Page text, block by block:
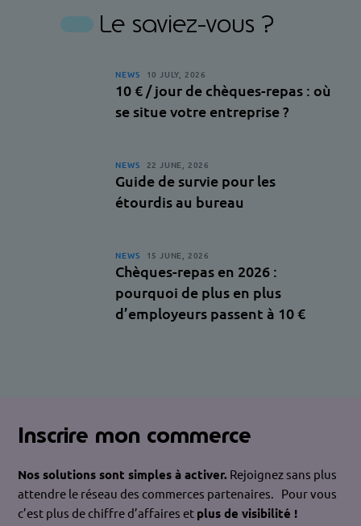
Le saviez-vous ?
NEWS 10 JULY, 2026
10 € / jour de chèques-repas : où
se situe votre entreprise ?
NEWS 22 JUNE, 2026
Guide de survie pour les
étourdis au bureau
NEWS 15 JUNE, 2026
Chèques-repas en 2026 :
pourquoi de plus en plus
d’employeurs passent à 10 €
Inscrire mon commerce
Nos solutions sont simples à activer. Rejoignez sans plus
attendre le réseau des commerces partenaires. Pour vous
c’est plus de chiffre d’affaires et plus de visibilité !